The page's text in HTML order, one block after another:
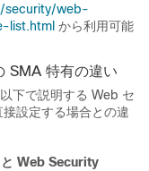
security/web-
list.html から利用可能
SMA 特有の違い
下で説明する Web セ
設定する場合との違
Web Security